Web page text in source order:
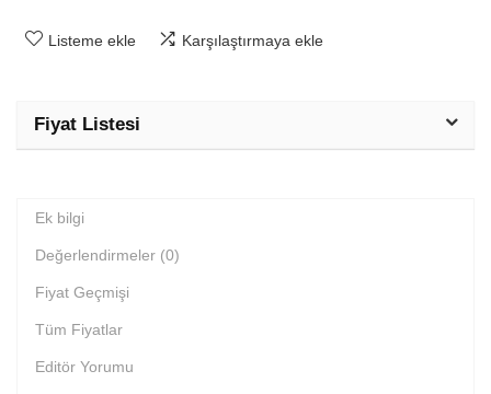
Listeme ekle Karşılaştırmaya ekle
Fiyat Listesi
Ek bilgi
Değerlendirmeler (0)
Fiyat Geçmişi
Tüm Fiyatlar
Editör Yorumu